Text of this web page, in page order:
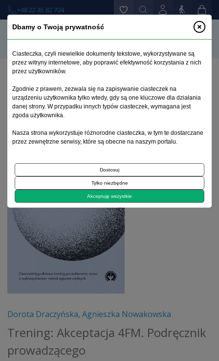
+48 22 45 82 704
Trening: Akceptacja 4FM. Podręcznik prowadzącego
Dorota Draczyńska, Agnieszka Nowakowska
Trening: Akceptacja 4FM. Podręcznik
prowadzącego
Dbamy o Twoją prywatność
Ciasteczka, czyli niewielkie dokumenty tekstowe, wykorzystywane są
przez witryny internetowe, aby poprawić efektywność korzystania z nich
przez użytkowników.
Zgodnie z prawem, zezwala się na zapisywanie ciasteczek na
urządzeniu użytkownika tylko wtedy, gdy są one kluczowe dla działania
danej strony. W przypadku innych typów ciasteczek, wymagana jest
zgoda użytkownika.
Nasza strona wykorzystuje różnorodne ciasteczka, w tym te dostarczane
przez zewnętrzne serwisy, które są obecne na naszym portalu.
Dostosuj
Tylko niezbędne
Akceptuję wszystkie